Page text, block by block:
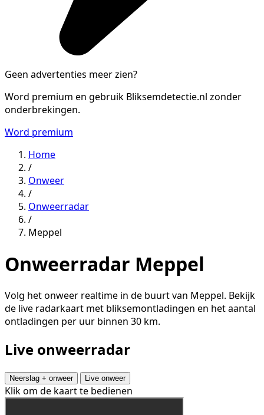
Geen advertenties meer zien?
Word premium en gebruik Bliksemdetectie.nl zonder
onderbrekingen.
Word premium
Home
/
Onweer
/
Onweerradar
/
Meppel
Onweerradar Meppel
Volg het onweer realtime in de buurt van Meppel. Bekijk
de live radarkaart met bliksemontladingen en het aantal
ontladingen per uur binnen 30 km.
Live onweerradar
Neerslag + onweer Live onweer
Klik om de kaart te bedienen